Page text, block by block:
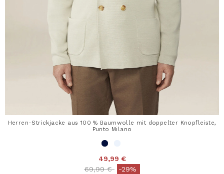
Herren-Strickjacke aus 100 % Baumwolle mit doppelter Knopfleiste,
Punto Milano
49,99 €
Price reduced from
69,99 €to-29%